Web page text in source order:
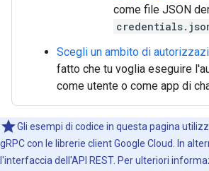
come file JSON
Scegli un ambito di
fatto che tu voglia eseguire
come utente o come app di
Gli esempi di codice in questa pagina
gRPC con le librerie client Google Cloud. In
l'interfaccia dell'API REST. Per ulteriori